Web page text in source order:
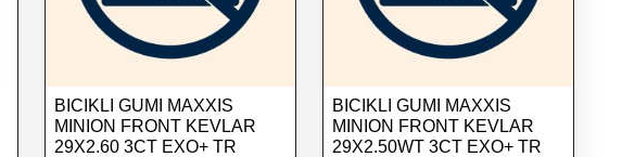
BICIKLI GUMI MAXXIS
MINION FRONT KEVLAR
29X2.60 3CT EXO+ TR
BICIKLI GUMI MAXXIS
MINION FRONT KEVLAR
29X2.50WT 3CT EXO+ TR